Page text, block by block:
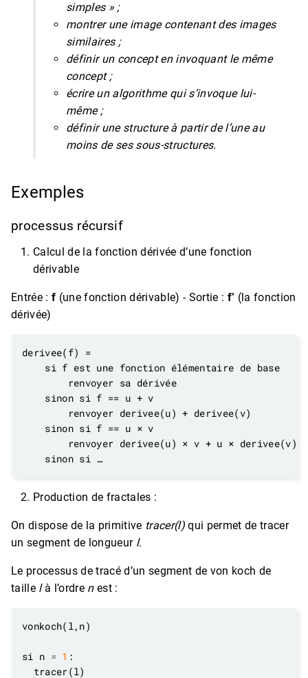
simples » ;
montrer une image contenant des images
similaires ;
définir un concept en invoquant le même
concept ;
écrire un algorithme qui s’invoque lui-
même ;
définir une structure à partir de l’une au
moins de ses sous-structures.
Exemples
processus récursif
Calcul de la fonction dérivée d’une fonction
dérivable
Entrée : f (une fonction dérivable) - Sortie : f’ (la fonction
dérivée)
derivee(f) =
    si f est une fonction élémentaire de base
        renvoyer sa dérivée
    sinon si …
Production de fractales :
On dispose de la primitive tracer(l)qui permet de tracer
un segment de longueur l.
Le processus de tracé d’un segment de von koch de
taille là l’ordre nest :
si n = 1